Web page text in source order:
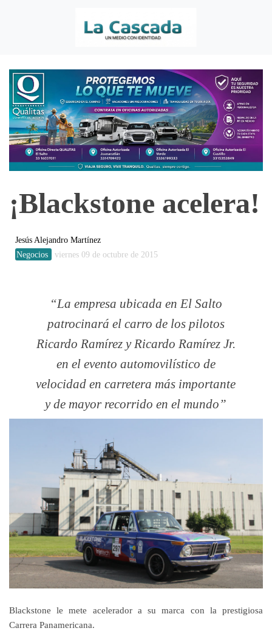
¡Blackstone acelera!
Jesús Alejandro Martínez
Negocios
viernes 09 de octubre de 2015
La empresa ubicada en El Salto
patrocinará el carro de los pilotos
Ricardo Ramírez y Ricardo Ramírez Jr.
en el evento automovilístico de
velocidad en carretera más importante
y de mayor recorrido en el mundo
Blackstone le mete acelerador a su marca con la prestigiosa
Carrera Panamericana.